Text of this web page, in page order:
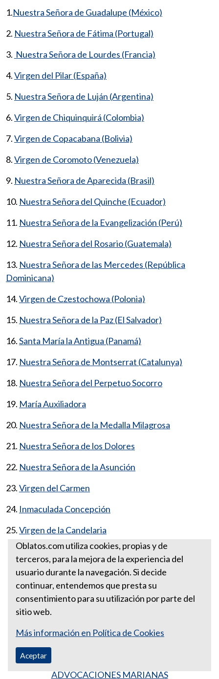
1.Nuestra Señora de Guadalupe (México)
2. Nuestra Señora de Fátima (Portugal)
3. Nuestra Señora de Lourdes (Francia)
4.Virgen del Pilar (España)
5. Nuestra Señora de Luján (Argentina)
6.Virgen de Chiquinquirá (Colombia)
7.Virgen de Copacabana (Bolivia)
8.Virgen de Coromoto (Venezuela)
9. Nuestra Señora de Aparecida (Brasil)
10. Nuestra Señora del Quinche (Ecuador)
11. Nuestra Señora de la Evangelización (Perú)
12. Nuestra Señora del Rosario (Guatemala)
13. Nuestra Señora de las Mercedes (República
Dominicana)
14.Virgen de Czestochowa (Polonia)
15. Nuestra Señora de la Paz (El Salvador)
16.Santa María la Antigua (Panamá)
17. Nuestra Señora de Montserrat (Catalunya)
18. Nuestra Señora del Perpetuo Socorro
19. María Auxiliadora
20. Nuestra Señora de la Medalla Milagrosa
21. Nuestra Señora de los Dolores
22. Nuestra Señora de la Asunción
23.Virgen del Carmen
24. Inmaculada Concepción
25.Virgen de la Candelaria
ADVOCACIONES MARIANAS
Oblatos.com utiliza cookies, propias y de
terceros, para la mejora de la experiencia del
usuario durante la navegación. Si decide
continuar, entendemos que presta su
consentimiento para su utilización por parte del
sitio web.
Más información en Política de Cookies
Aceptar